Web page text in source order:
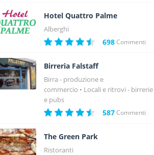
Hotel Quattro Palme
Alberghi
698Commenti
Birreria Falstaff
Birra - produzione e
commercio
Locali e ritrovi - birrerie
e pubs
587Commenti
The Green Park
Ristoranti